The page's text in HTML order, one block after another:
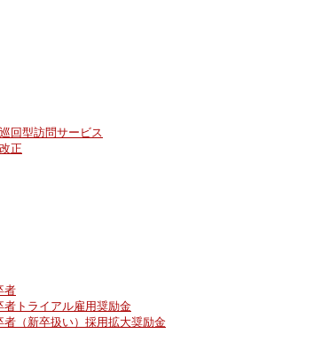
回型訪問サービス
正
者
者トライアル雇用奨励金
者（新卒扱い）採用拡大奨励金